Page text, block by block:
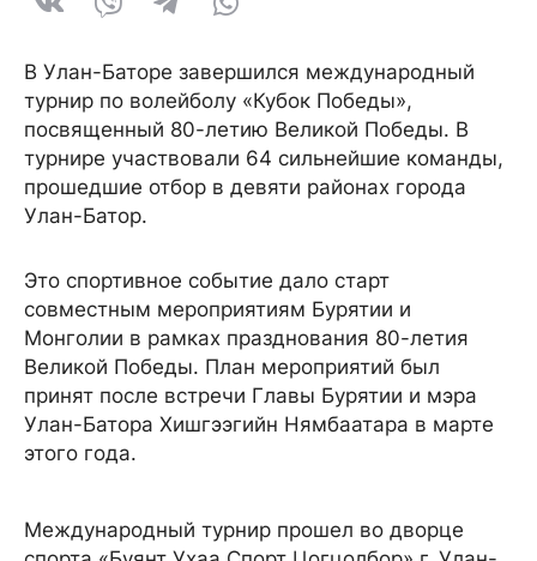
В Улан-Баторе завершился международный
турнир по волейболу «Кубок Победы»,
посвященный 80-летию Великой Победы. В
турнире участвовали 64 сильнейшие команды,
прошедшие отбор в девяти районах города
Улан-Батор.
Это спортивное событие дало старт
совместным мероприятиям Бурятии и
Монголии в рамках празднования 80-летия
Великой Победы. План мероприятий был
принят после встречи Главы Бурятии и мэра
Улан-Батора Хишгээгийн Нямбаатара в марте
этого года.
Международный турнир прошел во дворце